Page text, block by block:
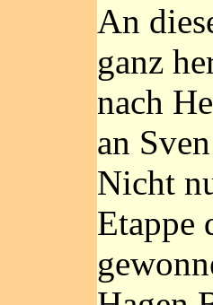
An
ganz
nach
an
Nicht
Etappe